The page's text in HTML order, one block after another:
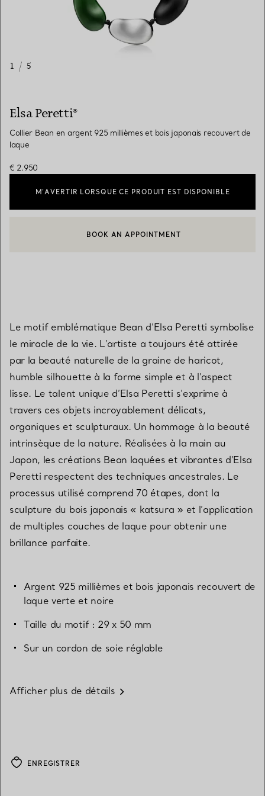
1 / 5
Elsa Peretti®
Collier Bean en argent 925 millièmes et bois japonais recouvert de
laque
€ 2.950
M’AVERTIR LORSQUE CE PRODUIT EST DISPONIBLE
CONTACTER UN CONSEILLER CLIENT OU PRENDRE RENDEZ-
BOOK AN APPOINTMENT
Le motif emblématique Bean d’Elsa Peretti symbolise
le miracle de la vie. L’artiste a toujours été attirée
par la beauté naturelle de la graine de haricot,
humble silhouette à la forme simple et à l’aspect
lisse. Le talent unique d’Elsa Peretti s’exprime à
travers ces objets incroyablement délicats,
organiques et sculpturaux. Un hommage à la beauté
intrinsèque de la nature. Réalisées à la main au
Japon, les créations Bean laquées et vibrantes d’Elsa
Peretti respectent des techniques ancestrales. Le
processus utilisé comprend 70 étapes, dont la
sculpture du bois japonais « katsura » et l’application
de multiples couches de laque pour obtenir une
brillance parfaite.
Argent 925 millièmes et bois japonais recouvert de
laque verte et noire
Taille du motif : 29 x 50 mm
Sur un cordon de soie réglable
Afficher plus de détails
ENREGISTRER